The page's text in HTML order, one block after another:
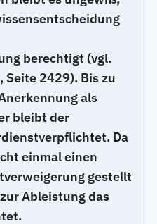
berechtigt (vgl.
Seite 2429). Bis zu
als
bleibt der
Da
einmal einen
gestellt
Ableistung das